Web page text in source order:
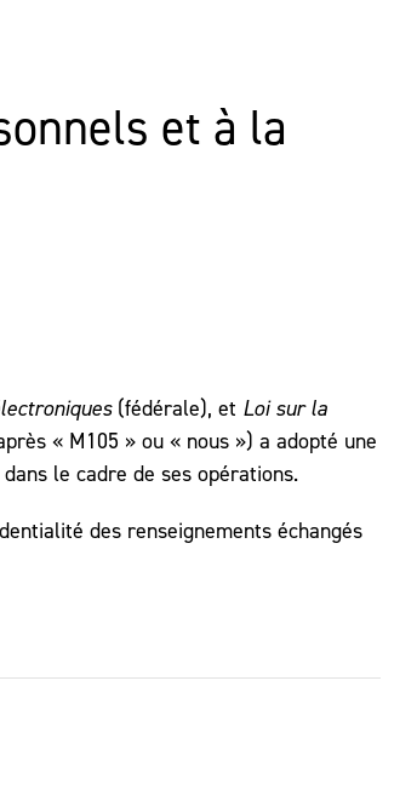
et à la
(fédérale), et Loi sur la
« M105 » ou « nous ») a adopté une
le cadre de ses opérations.
des renseignements échangés